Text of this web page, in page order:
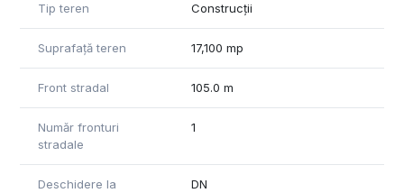
Tip teren Construcții
Suprafață teren 17,100 mp
Front stradal 105.0 m
Număr fronturi
stradale
1
Deschidere la DN